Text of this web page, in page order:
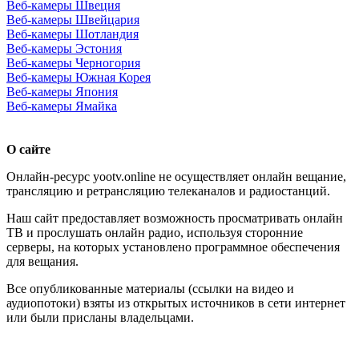
Веб-камеры Швеция
Веб-камеры Швейцария
Веб-камеры Шотландия
Веб-камеры Эстония
Веб-камеры Черногория
Веб-камеры Южная Корея
Веб-камеры Япония
Веб-камеры Ямайка
О сайте
Онлайн-ресурс yootv.online не осуществляет онлайн вещание,
трансляцию и ретрансляцию телеканалов и радиостанций.
Наш сайт предоставляет возможность просматривать онлайн
ТВ и прослушать онлайн радио, используя сторонние
серверы, на которых установлено программное обеспечения
для вещания.
Все опубликованные материалы (ссылки на видео и
аудиопотоки) взяты из открытых источников в сети интернет
или были присланы владельцами.